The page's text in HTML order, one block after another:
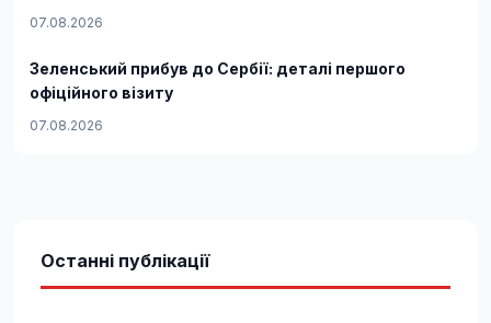
07.08.2026
Зеленський прибув до Сербії: деталі першого
офіційного візиту
07.08.2026
Останні публікації